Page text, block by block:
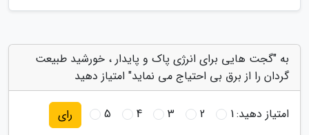
به "گجت هایی برای انرژی پاک و پایدار ، خورشید طبیعت
گردان را از برق بی احتیاج می نماید" امتیاز دهید
امتیاز دهید:1
2
3
4
5 رای